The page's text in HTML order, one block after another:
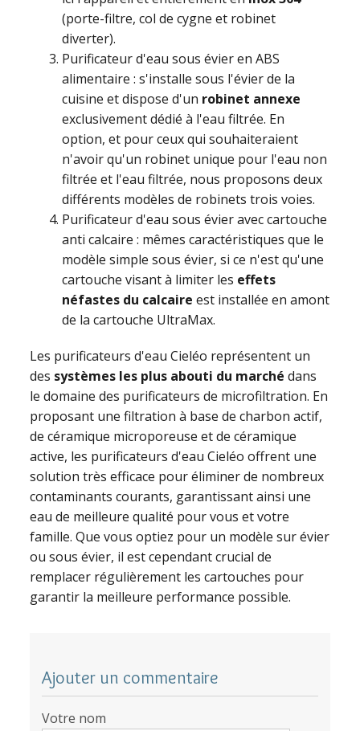
(porte-filtre, col de cygne et robinet
diverter).
Purificateur d'eau sous évier en ABS
alimentaire : s'installe sous l'évier de la
cuisine et dispose d'un robinet annexe
exclusivement dédié à l'eau filtrée. En
option, et pour ceux qui souhaiteraient
n'avoir qu'un robinet unique pour l'eau non
filtrée et l'eau filtrée, nous proposons deux
différents modèles de robinets trois voies.
Purificateur d'eau sous évier avec cartouche
anti calcaire : mêmes caractéristiques que le
modèle simple sous évier, si ce n'est qu'une
cartouche visant à limiter les effets
néfastes du calcaire est installée en amont
de la cartouche UltraMax.
Les purificateurs d'eau Cieléo représentent un
des systèmes les plus abouti du marché dans
le domaine des purificateurs de microfiltration. En
proposant une filtration à base de charbon actif,
de céramique microporeuse et de céramique
active, les purificateurs d'eau Cieléo offrent une
solution très efficace pour éliminer de nombreux
contaminants courants, garantissant ainsi une
eau de meilleure qualité pour vous et votre
famille. Que vous optiez pour un modèle sur évier
ou sous évier, il est cependant crucial de
remplacer régulièrement les cartouches pour
garantir la meilleure performance possible.
Ajouter un commentaire
Votre nom